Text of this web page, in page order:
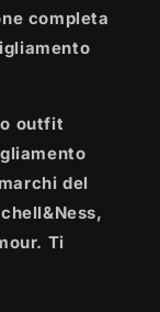
completa
outfit
del
Ti